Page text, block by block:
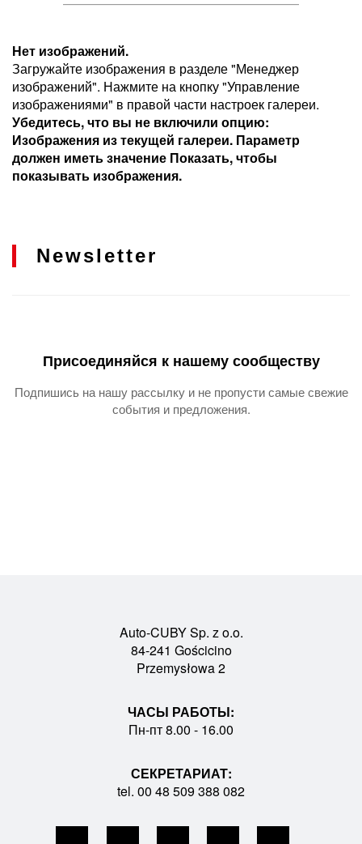
Нет изображений.
Загружайте изображения в разделе "Менеджер
изображений". Нажмите на кнопку "Управление
изображениями" в правой части настроек галереи.
Убедитесь, что вы не включили опцию:
Изображения из текущей галереи. Параметр
должен иметь значение Показать, чтобы
показывать изображения.
Newsletter
Присоединяйся к нашему сообществу
Подпишись на нашу рассылку и не пропусти самые свежие
события и предложения.
Auto-CUBY Sp. z o.o.
84-241 Gościcino
Przemysłowa 2
ЧАСЫ РАБОТЫ:
Пн-пт 8.00 - 16.00
СЕКРЕТАРИАТ:
tel. 00 48 509 388 082